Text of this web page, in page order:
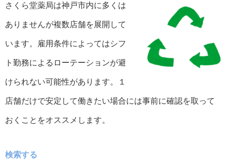
さくら堂薬局は神戸市内に多くは
ありませんが複数店舗を展開して
います。雇用条件によってはシフ
ト勤務によるローテーションが避
けられない可能性があります。１
店舗だけで安定して働きたい場合には事前に確認を取って
おくことをオススメします。
検索する